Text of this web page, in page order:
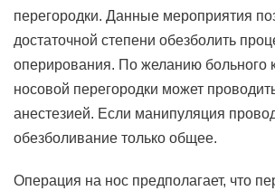
перегородки. Данные мероприятия
достаточной степени обезболить
оперирования. По желанию больного
носовой перегородки может
анестезией. Если манипуляция
обезболивание только общее.
Операция на нос предполагает, что